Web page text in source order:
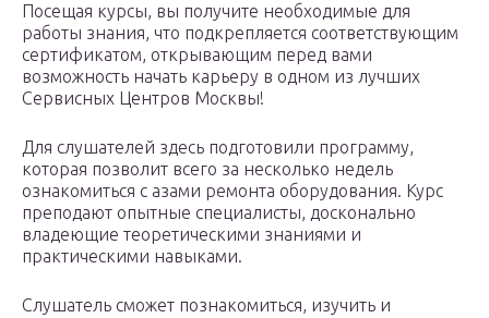
Посещая курсы, вы получите необходимые для
работы знания, что подкрепляется соответствующим
сертификатом, открывающим перед вами
возможность начать карьеру в одном из лучших
Сервисных Центров Москвы!
Для слушателей здесь подготовили программу,
которая позволит всего за несколько недель
ознакомиться с азами ремонта оборудования. Курс
преподают опытные специалисты, досконально
владеющие теоретическими знаниями и
практическими навыками.
Слушатель сможет познакомиться, изучить и